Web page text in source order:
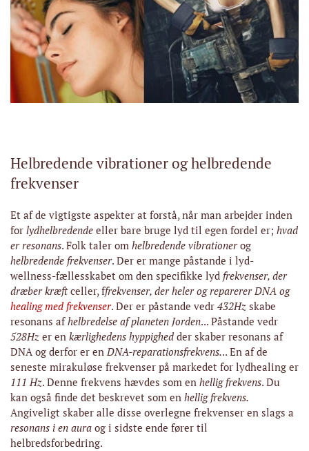
Helbredende vibrationer og helbredende
frekvenser
Et af de vigtigste aspekter at forstå, når man arbejder inden
for lydhelbredende eller bare bruge lyd til egen fordel er; hvad
er resonans. Folk taler om helbredende vibrationerog
helbredende frekvenser. Der er mange påstande i lyd-
wellness-fællesskabet om den specifikke lyd frekvenser, der
dræber kræftceller, ffrekvenser, der heler og reparerer DNA og
healing med frekvenser. Der er påstande vedr 432Hz skabe
resonans afhelbredelse af planeten Jorden... Påstande vedr
528Hz er en kærlighedens hyppighed der skaber resonans af
DNA og derfor er enDNA-reparationsfrekvens... En af de
seneste mirakuløse frekvenser på markedet for lydhealing er
111 Hz. Denne frekvens hævdes som en hellig frekvens. Du
kan også finde det beskrevet som en hellig frekvens.
Angiveligt skaber alle disse overlegne frekvenser en slags a
resonans i en aura og i sidste ende fører til
helbredsforbedring.